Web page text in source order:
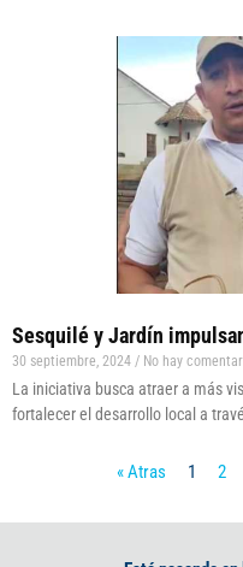
Sesquilé y Jardín
30 septiembre, 2024 No hay
La iniciativa busca atraer a más
fortalecer el desarrollo local a
« Atras 1 2